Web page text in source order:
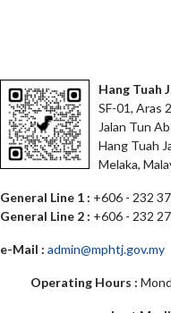
Hang Tuah
SF-01, Aras
Jalan Tun
Hang Tuah
Melaka,
General Line 1 : +606 - 232
General Line 2 : +606 - 232
e-Mail : admin@mphtj.gov.my
Operating Hours :